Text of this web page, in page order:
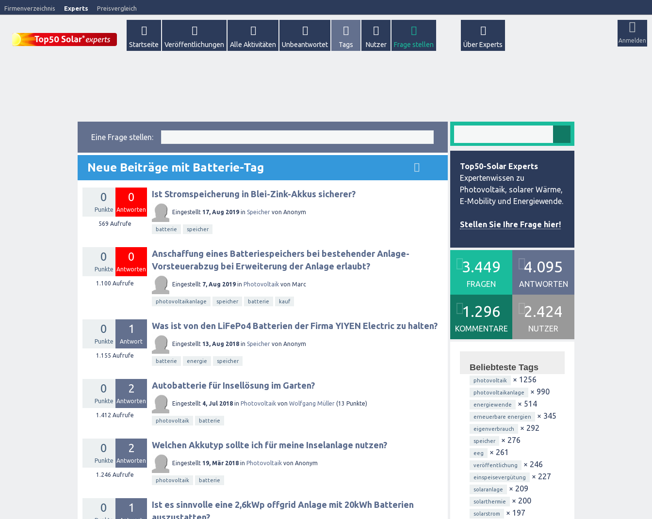
Firmenverzeichnis Experts Preisvergleich
Anmelden
Startseite Veröffentlichungen Alle Aktivitäten Unbeantwortet Tags Nutzer Frage stellen Über Experts
Eine Frage stellen:
Neue Beiträge mit Batterie-Tag
0
Punkte
0
Antworten
569 Aufrufe
Ist Stromspeicherung in Blei-Zink-Akkus sicherer?
Eingestellt 17, Aug 2019 in Speicher von Anonym
batterie speicher
0
Punkte
0
Antworten
1.100 Aufrufe
Anschaffung eines Batteriespeichers bei bestehender Anlage-
Vorsteuerabzug bei Erweiterung der Anlage erlaubt?
Eingestellt 7, Aug 2019 in Photovoltaik von Marc
photovoltaikanlage speicher batterie kauf
0
Punkte
1
Antwort
1.155 Aufrufe
Was ist von den LiFePo4 Batterien der Firma YIYEN Electric zu halten?
Eingestellt 13, Aug 2018 in Speicher von Anonym
batterie energie speicher
0
Punkte
2
Antworten
1.412 Aufrufe
Autobatterie für Insellösung im Garten?
Eingestellt 4, Jul 2018 in Photovoltaik von Wolfgang Müller (13 Punkte)
photovoltaik batterie
0
Punkte
2
Antworten
1.246 Aufrufe
Welchen Akkutyp sollte ich für meine Inselanlage nutzen?
Eingestellt 19, Mär 2018 in Photovoltaik von Anonym
photovoltaik batterie
0 1
Ist es sinnvolle eine 2,6kWp offgrid Anlage mit 20kWh Batterien
auszustatten?
Top50-Solar Experts
Expertenwissen zu
Photovoltaik, solarer Wärme,
E-Mobility und Energiewende.
Stellen Sie Ihre Frage hier!
3.449
FRAGEN
4.095
ANTWORTEN
1.296
KOMMENTARE
2.424
NUTZER
Beliebteste Tags
photovoltaik × 1256
photovoltaikanlage × 990
energiewende × 514
erneuerbare energien × 345
eigenverbrauch × 292
speicher × 276
eeg × 261
veröffentlichung × 246
einspeisevergütung × 227
solaranlage × 209
solarthermie × 200
solarstrom × 197